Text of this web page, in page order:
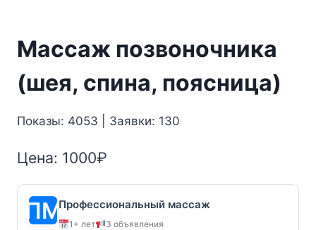
Массаж позвоночника
(шея, спина, поясница)
Показы: 4053 | Заявки: 130
Цена: 1000₽
Профессиональный массаж
1+ лет 3 объявления